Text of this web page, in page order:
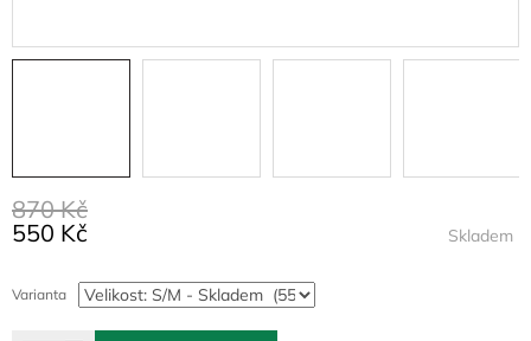
870 Kč
550 Kč
cena:
Skladem
Varianta